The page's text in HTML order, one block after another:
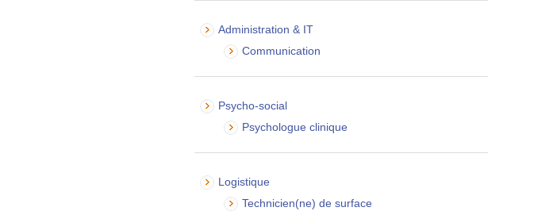
Administration & IT
Communication
Psycho-social
Psychologue clinique
Logistique
Technicien(ne) de surface